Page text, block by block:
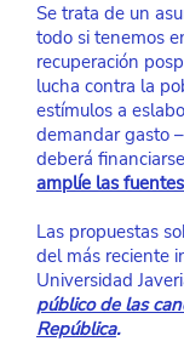
Se trata de un
todo si tenemos
recuperación
lucha contra la
estímulos a
demandar gasto
deberá
amplíe las
Las propuestas
del más reciente
Universidad
público de las
República.